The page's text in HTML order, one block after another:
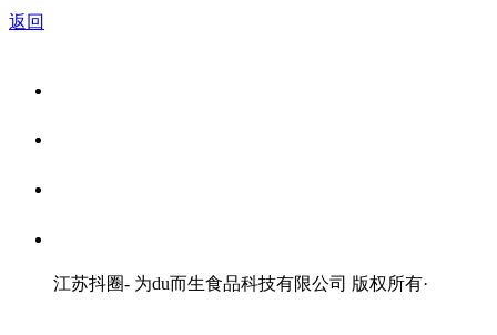
返回
江苏抖圈- 为du而生食品科技有限公司 版权所有·